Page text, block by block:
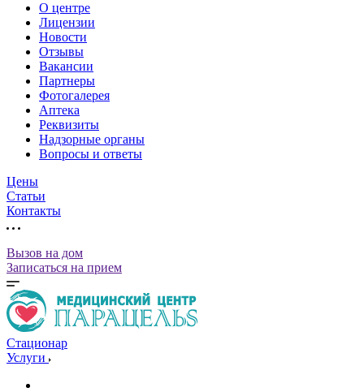
О центре
Лицензии
Новости
Отзывы
Вакансии
Партнеры
Фотогалерея
Аптека
Реквизиты
Надзорные органы
Вопросы и ответы
Цены
Статьи
Контакты
Вызов на дом
Записаться на прием
Стационар
Услуги